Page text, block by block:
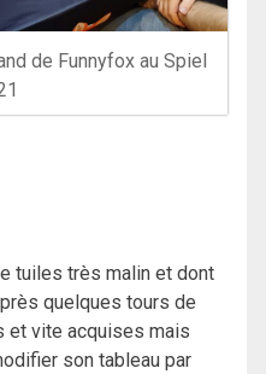
de Funnyfox au Spiel
tuiles très malin et dont
quelques tours de
et vite acquises mais
son tableau par